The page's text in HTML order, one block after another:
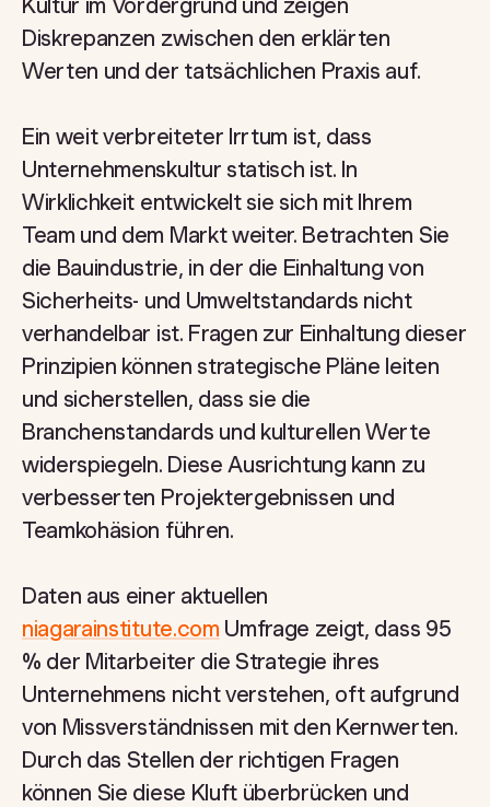
Diskrepanzen zwischen den erklärten
Werten und der tatsächlichen Praxis auf.
Ein weit verbreiteter Irrtum ist, dass
Unternehmenskultur statisch ist. In
Wirklichkeit entwickelt sie sich mit Ihrem
Team und dem Markt weiter. Betrachten Sie
die Bauindustrie, in der die Einhaltung von
Sicherheits- und Umweltstandards nicht
verhandelbar ist. Fragen zur Einhaltung dieser
Prinzipien können strategische Pläne leiten
und sicherstellen, dass sie die
Branchenstandards und kulturellen Werte
widerspiegeln. Diese Ausrichtung kann zu
verbesserten Projektergebnissen und
Teamkohäsion führen.
Daten aus einer aktuellen
niagarainstitute.com Umfrage zeigt, dass 95
% der Mitarbeiter die Strategie ihres
Unternehmens nicht verstehen, oft aufgrund
von Missverständnissen mit den Kernwerten.
Durch das Stellen der richtigen Fragen
können Sie diese Kluft überbrücken und